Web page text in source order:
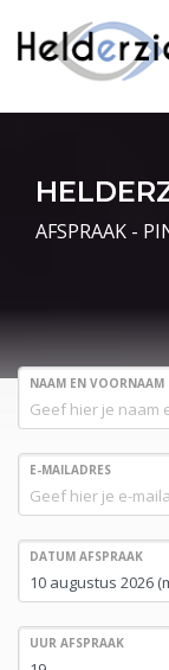
AFSPRAAK -
NAAM EN VOORNAAM
E-MAILADRES
DATUM AFSPRAAK
UUR AFSPRAAK